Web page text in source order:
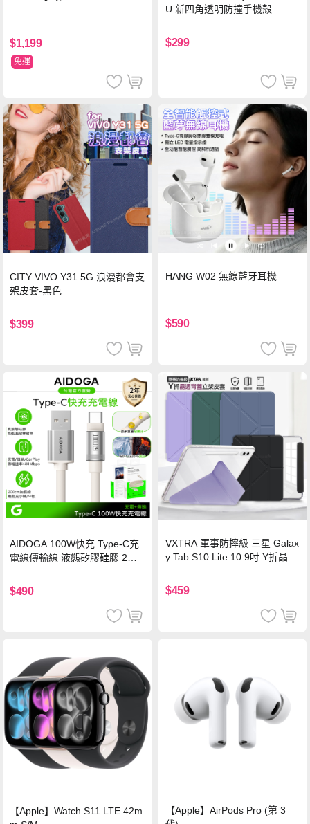
$1,199
免運
U 新四角透明防撞手機殼
$299
CITY VIVO Y31 5G 浪漫都會支
架皮套-黑色
$399
HANG W02 無線藍牙耳機
$590
AIDOGA 100W快充 Type-C充
電線傳輸線 液態矽膠硅膠 2M
$490
VXTRA 軍事防摔級 三星 Galax
y Tab S10 Lite 10.9吋 Y折晶透
$459
【Apple】Watch S11 LTE 42m
【Apple】AirPods Pro (第 3